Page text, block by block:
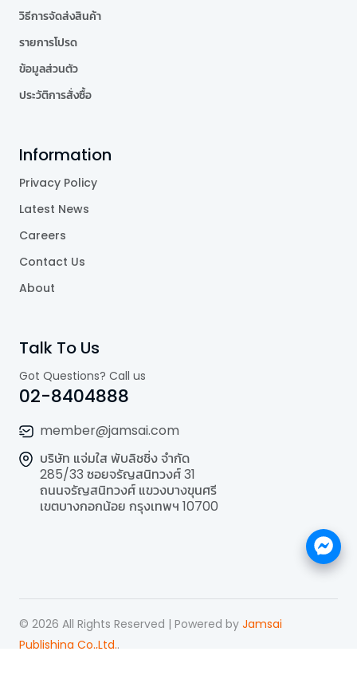
วิธีการจัดส่งสินค้า
รายการโปรด
ข้อมูลส่วนตัว
ประวัติการสั่งซื้อ
Information
Privacy Policy
Latest News
Careers
Contact Us
About
Talk To Us
Got Questions? Call us
02-8404888
member@jamsai.com
บริษัท แจ่มใส พับลิชชิ่ง จำกัด
285/33 ซอยจรัญสนิทวงศ์ 31
ถนนจรัญสนิทวงศ์ แขวงบางขุนศรี
เขตบางกอกน้อย กรุงเทพฯ 10700
© 2026 All Rights Reserved | Powered by Jamsai
Publishing Co.,Ltd..